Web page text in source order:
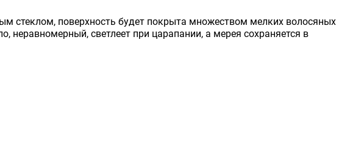
стеклом, поверхность будет покрыта множеством мелких волосяных
неравномерный, светлеет при царапании, а мерея сохраняется в